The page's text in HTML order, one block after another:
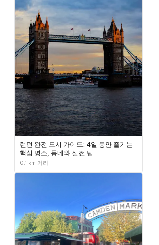
런던 완전 도시 가이드: 4일 동안 즐기는
핵심 명소, 동네와 실전 팁
0.1 km 거리